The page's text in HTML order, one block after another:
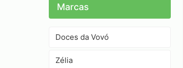
Marcas
Doces da Vovó
Zélia